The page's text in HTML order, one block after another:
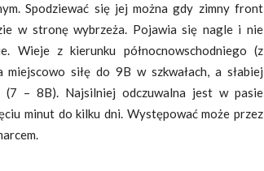
Spodziewać się jej można gdy zimny front
w stronę wybrzeża. Pojawia się nagle i nie
Wieje z kierunku północnowschodniego (z
siłę do 9B w szkwałach, a słabiej
– 8B). Najsilniej odczuwalna jest w pasie
minut do kilku dni. Występować może przez